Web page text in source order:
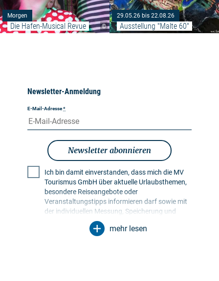
©
Morgen
Die Hafen-Musical Revue
29.05.26 bis 22.08.26
Ausstellung "Malte 60"
Newsletter-Anmeldung
E-Mail-Adresse*
Newsletter abonnieren
Ich bin damit einverstanden, dass mich die MV
Tourismus GmbH über aktuelle Urlaubsthemen,
besondere Reiseangebote oder
Veranstaltungstipps informieren darf sowie mit
der individuellen Messung, Speicherung und
Auswertung von Öffnungs- und Klickraten in
Empfängerprofilen zu Zwecken der Gestaltung
mehr lesen